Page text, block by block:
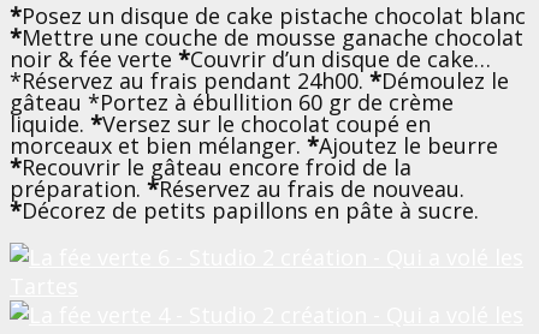
*Posez un disque de cake pistache chocolat blanc
*Mettre une couche de mousse ganache chocolat
noir & fée verte *Couvrir d’un disque de cake…
*Réservez au frais pendant 24h00. *Démoulez le
gâteau *Portez à ébullition 60 gr de crème
liquide. *Versez sur le chocolat coupé en
morceaux et bien mélanger. *Ajoutez le beurre
*Recouvrir le gâteau encore froid de la
préparation. *Réservez au frais de nouveau.
*Décorez de petits papillons en pâte à sucre.